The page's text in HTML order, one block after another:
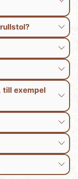
till exempel